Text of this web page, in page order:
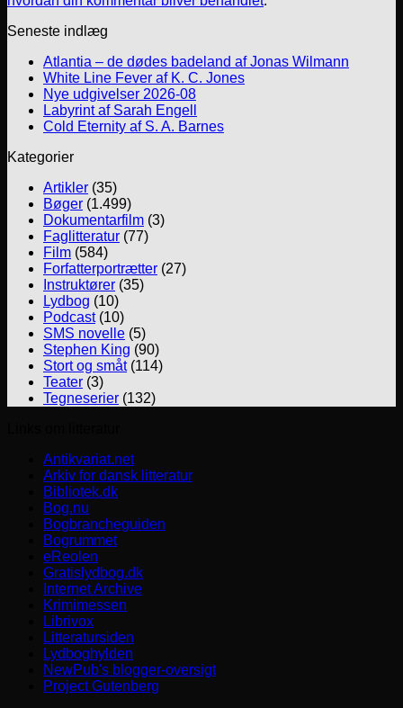
Seneste indlæg
Atlantia – de dødes badeland af Jonas Wilmann
White Line Fever af K. C. Jones
Nye udgivelser 2026-08
Labyrint af Sarah Engell
Cold Eternity af S. A. Barnes
Kategorier
Artikler (35)
Bøger (1.499)
Dokumentarfilm (3)
Faglitteratur (77)
Film (584)
Forfatterportrætter (27)
Instruktører (35)
Lydbog (10)
Podcast(10)
SMS novelle (5)
Stephen King (90)
Stort og småt(114)
Teater (3)
Tegneserier (132)
Antikvariat.net
Arkiv for dansk litteratur
Bibliotek.dk
Bog.nu
Bogbrancheguiden
Bogrummet
eReolen
Gratislydbog.dk
Internet Archive
Krimimessen
Librivox
Litteratursiden
Lydboghylden
NewPub's blogger-oversigt
Project Gutenberg